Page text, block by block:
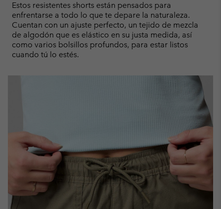
Estos resistentes shorts están pensados para
enfrentarse a todo lo que te depare la naturaleza.
Cuentan con un ajuste perfecto, un tejido de mezcla
de algodón que es elástico en su justa medida, así
como varios bolsillos profundos, para estar listos
cuando tú lo estés.